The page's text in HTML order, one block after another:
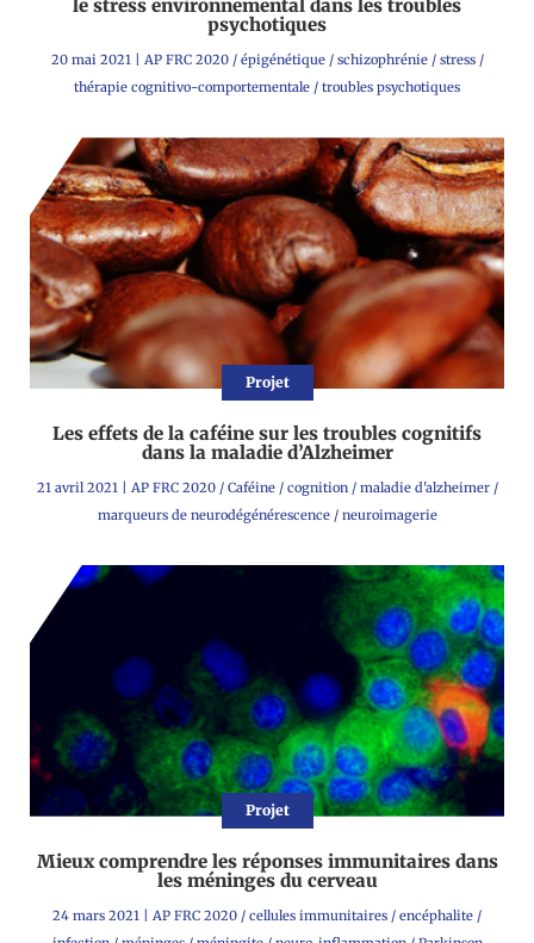
le stress environnemental dans les troubles
psychotiques
20 mai 2021| AP FRC 2020/ épigénétique/ schizophrénie/ stress/
thérapie cognitivo-comportementale / troubles psychotiques
Projet
Les effets de la caféine sur les troubles cognitifs
dans la maladie d’Alzheimer
21 avril 2021| AP FRC 2020/ Caféine/ cognition/ maladie d'alzheimer/
marqueurs de neurodégénérescence/ neuroimagerie
Projet
Mieux comprendre les réponses immunitaires dans
les méninges du cerveau
24 mars 2021 | AP FRC 2020 / cellules immunitaires / encéphalite /